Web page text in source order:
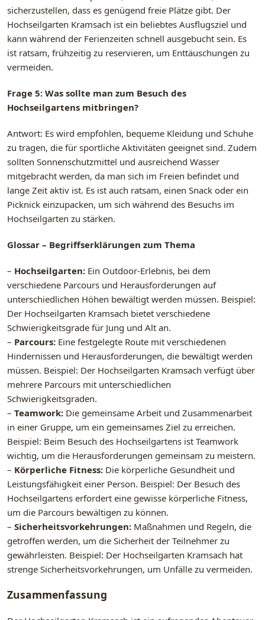
sicherzustellen, dass es genügend freie Plätze gibt. Der
Hochseilgarten Kramsach ist ein beliebtes Ausflugsziel und
kann während der Ferienzeiten schnell ausgebucht sein. Es
ist ratsam, frühzeitig zu reservieren, um Enttäuschungen zu
vermeiden.
Frage 5: Was sollte man zum Besuch des
Hochseilgartens mitbringen?
Antwort: Es wird empfohlen, bequeme Kleidung und Schuhe
zu tragen, die für sportliche Aktivitäten geeignet sind. Zudem
sollten Sonnenschutzmittel und ausreichend Wasser
mitgebracht werden, da man sich im Freien befindet und
lange Zeit aktiv ist. Es ist auch ratsam, einen Snack oder ein
Picknick einzupacken, um sich während des Besuchs im
Hochseilgarten zu stärken.
Glossar – Begriffserklärungen zum Thema
– Hochseilgarten: Ein Outdoor-Erlebnis, bei dem
verschiedene Parcours und Herausforderungen auf
unterschiedlichen Höhen bewältigt werden müssen. Beispiel:
Der Hochseilgarten Kramsach bietet verschiedene
Schwierigkeitsgrade für Jung und Alt an.
– Parcours: Eine festgelegte Route mit verschiedenen
Hindernissen und Herausforderungen, die bewältigt werden
müssen. Beispiel: Der Hochseilgarten Kramsach verfügt über
mehrere Parcours mit unterschiedlichen
Schwierigkeitsgraden.
– Teamwork: Die gemeinsame Arbeit und Zusammenarbeit
in einer Gruppe, um ein gemeinsames Ziel zu erreichen.
Beispiel: Beim Besuch des Hochseilgartens ist Teamwork
wichtig, um die Herausforderungen gemeinsam zu meistern.
– Körperliche Fitness: Die körperliche Gesundheit und
Leistungsfähigkeit einer Person. Beispiel: Der Besuch des
Hochseilgartens erfordert eine gewisse körperliche Fitness,
um die Parcours bewältigen zu können.
– Sicherheitsvorkehrungen: Maßnahmen und Regeln, die
getroffen werden, um die Sicherheit der Teilnehmer zu
gewährleisten. Beispiel: Der Hochseilgarten Kramsach hat
strenge Sicherheitsvorkehrungen, um Unfälle zu vermeiden.
Zusammenfassung